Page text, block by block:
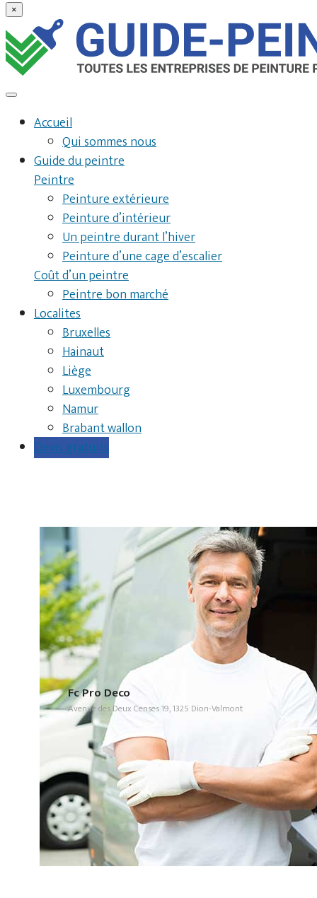
×
Accueil
Qui sommes nous
Guide du peintre
Peintre
Peinture extérieure
Peinture d’intérieur
Un peintre durant l’hiver
Peinture d’une cage d’escalier
Coût d’un peintre
Peintre bon marché
Localites
Bruxelles
Hainaut
Liège
Luxembourg
Namur
Brabant wallon
Devis gratuits
Fc Pro Deco
Avenue des Deux Censes 19, 1325 Dion-Valmont